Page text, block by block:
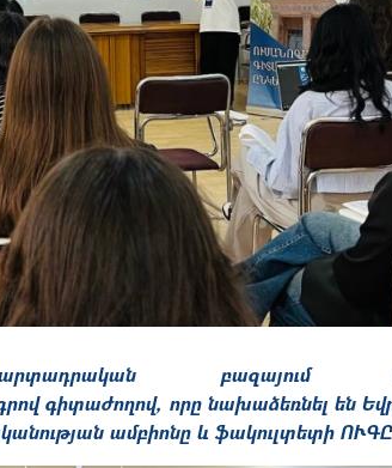
գիտաժողով, որը նախաձեռնել են
ամբիոնը և ֆակուլտետի